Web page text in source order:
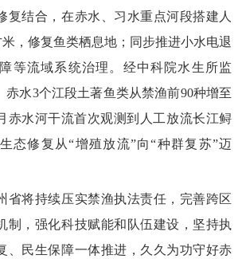
复结合，在赤水、习水重点河段搭建人
，修复鱼类栖息地；同步推进小水电退
等流域系统治理。经中科院水生所监
赤水3个江段土著鱼类从禁渔前90种增至
赤水河干流首次观测到人工放流长江鲟
态修复从“增殖放流”向“种群复苏”迈
省将持续压实禁渔执法责任，完善跨区
制，强化科技赋能和队伍建设，坚持执
、民生保障一体推进，久久为功守好赤